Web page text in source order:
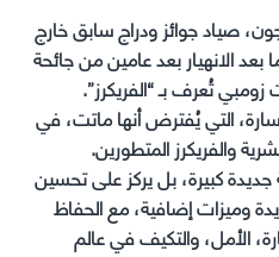
صياد جوائز ودراج سابق خارج
الانهيار بعد عامين من جائحة
تُعرف بـ “الفريكرز”.
التي يُفترض أنها ماتت، في
والفريكرز المتطورين.
كبيرة، بل يركز على تحسين
وميزات إضافية، مع الحفاظ
الأمل، والتكيف في عالم